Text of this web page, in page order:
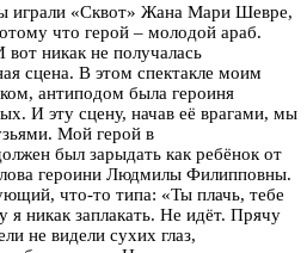
«Сквот» Жана Мари Шевре,
что герой – молодой араб.
никак не получалась
сцена. В этом спектакле моим
антиподом была героиня
И эту сцену, начав её врагами, мы
Мой герой в
был зарыдать как ребёнок от
героини Людмилы Филипповны.
что-то типа: «Ты плачь, тебе
я никак заплакать. Не идёт. Прячу
не видели сухих глаз,